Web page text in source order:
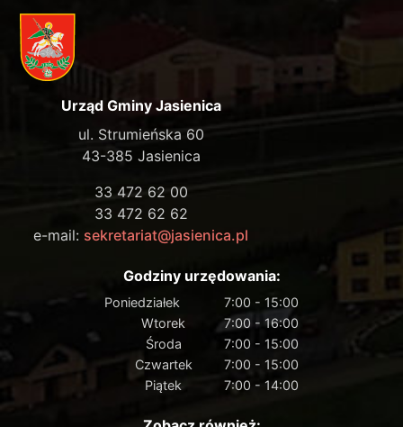
Urząd Gminy Jasienica
ul. Strumieńska 60
43-385 Jasienica
33 472 62 00
33 472 62 62
e-mail: sekretariat@jasienica.pl
Godziny urzędowania:
Poniedziałek
7:00 - 15:00
Wtorek
7:00 - 16:00
Środa
7:00 - 15:00
Czwartek
7:00 - 15:00
Piątek
7:00 - 14:00